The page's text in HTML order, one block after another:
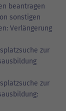
beantragen
sonstigen
Verlängerung
zur
zur